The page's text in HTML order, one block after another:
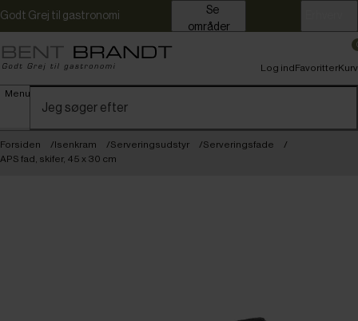
Godt Grej til gastronomi
områder
Menu
Log indFavoritterKurv
Forsiden Isenkram Serveringsudstyr
Serveringsfade
APS fad, skifer, 45 x 30 cm